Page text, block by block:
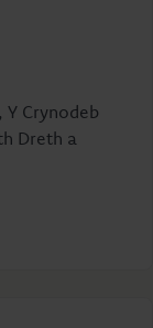
Crynodeb
Dreth a